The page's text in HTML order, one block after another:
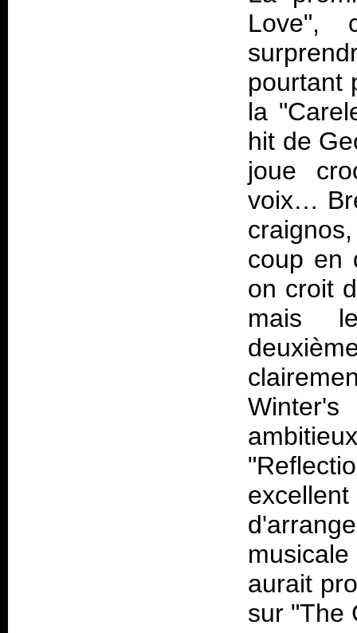
Love",
pourtant
la
hit de
joue
voix…
coup en
on croit
mais
aurait
sur "The